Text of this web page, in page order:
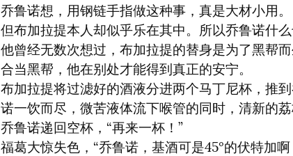
乔鲁诺想，用钢链手指做这种事，真是大材小用。
但布加拉提本人却似乎乐在其中。所以乔鲁诺什么
他曾经无数次想过，布加拉提的替身是为了黑帮
合当黑帮，他在别处才能得到真正的安宁。
布加拉提将过滤好的酒液分进两个马丁尼杯，推
诺一饮而尽，微苦液体流下喉管的同时，清新的荔
乔鲁诺递回空杯，“再来一杯！”
福葛大惊失色，“乔鲁诺，基酒可是45°的伏特加啊